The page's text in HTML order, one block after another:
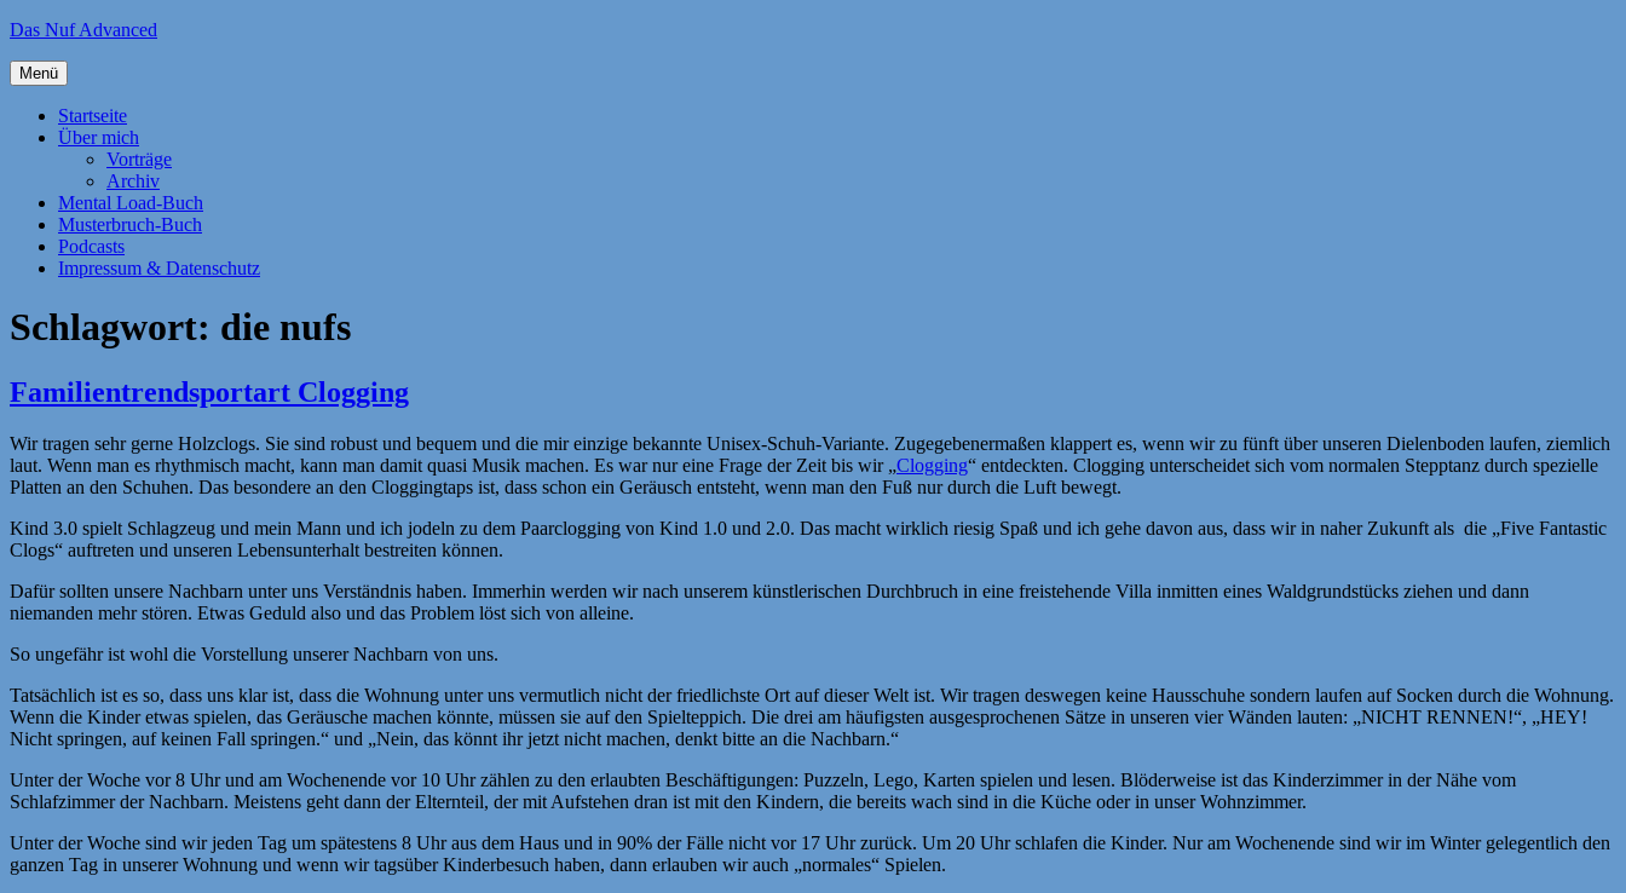
Zum
springen
Das Nuf Advanced
Menü
Startseite
Über mich
Vorträge
Archiv
Mental Load-Buch
Musterbruch-Buch
Podcasts
Impressum & Datenschutz
Schlagwort: die nufs
Familientrendsportart Clogging
Wir tragen sehr gerne Holzclogs. Sie sind robust und bequem und die mir einzige bekannte Unisex-Schuh-Variante. Zugegebenermaßen klappert es, wenn wir zu fünft über unseren Dielenboden laufen, ziemlich
laut. Wenn man es rhythmisch macht, kann man damit quasi Musik machen. Es war nur eine Frage der Zeit bis wir „Clogging“ entdeckten. Clogging unterscheidet sich vom normalen Stepptanz durch spezielle
Platten an den Schuhen. Das besondere an den Cloggingtaps ist, dass schon ein Geräusch entsteht, wenn man den Fuß nur durch die Luft bewegt.
Kind 3.0 spielt Schlagzeug und mein Mann und ich jodeln zu dem Paarclogging von Kind 1.0 und 2.0. Das macht wirklich riesig Spaß und ich gehe davon aus, dass wir in naher Zukunft als die „Five Fantastic
Clogs“ auftreten und unseren Lebensunterhalt bestreiten können.
Dafür sollten unsere Nachbarn unter uns Verständnis haben. Immerhin werden wir nach unserem künstlerischen Durchbruch in eine freistehende Villa inmitten eines Waldgrundstücks ziehen und dann
niemanden mehr stören. Etwas Geduld also und das Problem löst sich von alleine.
So ungefähr ist wohl die Vorstellung unserer Nachbarn von uns.
Tatsächlich ist es so, dass uns klar ist, dass die Wohnung unter uns vermutlich nicht der friedlichste Ort auf dieser Welt ist. Wir tragen deswegen keine Hausschuhe sondern laufen auf Socken durch die Wohnung.
Wenn die Kinder etwas spielen, das Geräusche machen könnte, müssen sie auf den Spielteppich. Die drei am häufigsten ausgesprochenen Sätze in unseren vier Wänden lauten: „NICHT RENNEN!“, „HEY!
Nicht springen, auf keinen Fall springen.“ und „Nein, das könnt ihr jetzt nicht machen, denkt bitte an die Nachbarn.“
Unter der Woche vor 8 Uhr und am Wochenende vor 10 Uhr zählen zu den erlaubten Beschäftigungen: Puzzeln, Lego, Karten spielen und lesen. Blöderweise ist das Kinderzimmer in der Nähe vom
Schlafzimmer der Nachbarn. Meistens geht dann der Elternteil, der mit Aufstehen dran ist mit den Kindern, die bereits wach sind in die Küche oder in unser Wohnzimmer.
Unter der Woche sind wir jeden Tag um spätestens 8 Uhr aus dem Haus und in 90% der Fälle nicht vor 17 Uhr zurück. Um 20 Uhr schlafen die Kinder. Nur am Wochenende sind wir im Winter gelegentlich den
ganzen Tag in unserer Wohnung und wenn wir tagsüber Kinderbesuch haben, dann erlauben wir auch „normales“ Spielen.